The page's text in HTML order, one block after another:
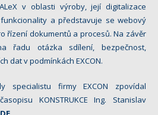
v oblasti výroby, její digitalizace
a představuje se webový
řízení dokumentů a procesů. Na závěr
řadu otázka sdílení, bezpečnost,
dat v podmínkách EXCON.
specialistu firmy EXCON zpovídal
KONSTRUKCE Ing. Stanislav